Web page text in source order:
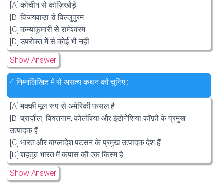
[A] कोचीन से कोज़िखोड़े
[B] विजयवाडा से विल्लुपुरम
[C] कन्याकुमारी से रामेश्वरम
[D] उपरोक्त में से कोई भी नहीं
Show Answer
4.निम्नलिखित में से असत्य कथन को चुनिए :
[A] मक्की मूल रूप से अमेरिकी फसल है
[B] ब्राज़ील, वियतनाम, कोलंबिया और इंडोनेशिया कॉफ़ी के प्रमुख
उत्पादक हैं
[C] भारत और बांग्लादेश पटसन के प्रमुख उत्पादक देश हैं
[D] शहतूत भारत में कपास की एक किस्म है
Show Answer